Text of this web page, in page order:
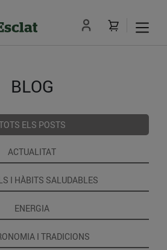
BLOG
ELS POSTS
ACTUALITAT
I HÀBITS SALUDABLES
ENERGIA
I TRADICIONS